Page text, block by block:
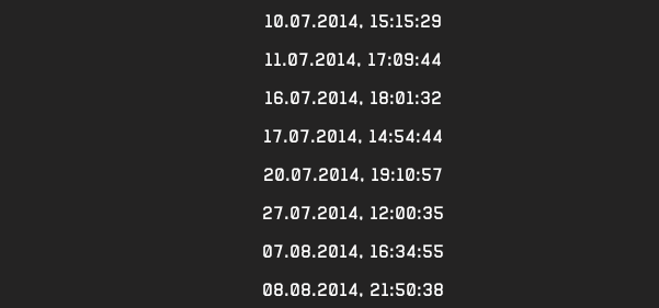
10.07.2014, 15:15:29
11.07.2014, 17:09:44
16.07.2014, 18:01:32
17.07.2014, 14:54:44
20.07.2014, 19:10:57
27.07.2014, 12:00:35
07.08.2014, 16:34:55
08.08.2014, 21:50:38